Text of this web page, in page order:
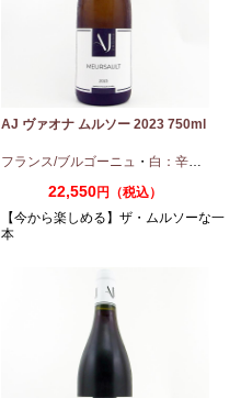
AJ ヴァオナ ムルソー 2023 750ml
フランス/ブルゴーニュ ・ 白：辛口
22,550円（税込）
【今から楽しめる】ザ・ムルソーな一
本